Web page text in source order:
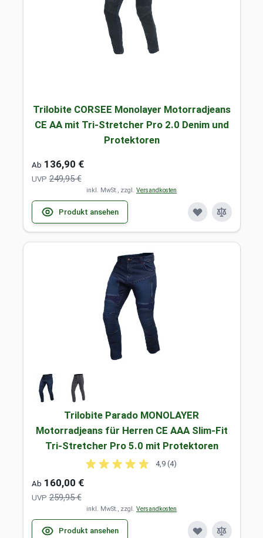
Trilobite CORSEE Monolayer Motorradjeans
CE AA mit Tri-Stretcher Pro 2.0 Denim und
Protektoren
Ab 136,90 €
UVP 249,95 €
inkl. MwSt., zzgl. Versandkosten
Produkt ansehen
Trilobite Parado MONOLAYER
Motorradjeans für Herren CE AAA Slim-Fit
Tri-Stretcher Pro 5.0 mit Protektoren
4,9 (4)
Ab 160,00 €
UVP 259,95 €
inkl. MwSt., zzgl. Versandkosten
Produkt ansehen